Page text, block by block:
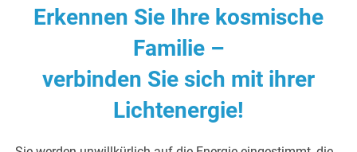
Erkennen Sie Ihre kosmische
Familie –
verbinden Sie sich mit ihrer
Lichtenergie!